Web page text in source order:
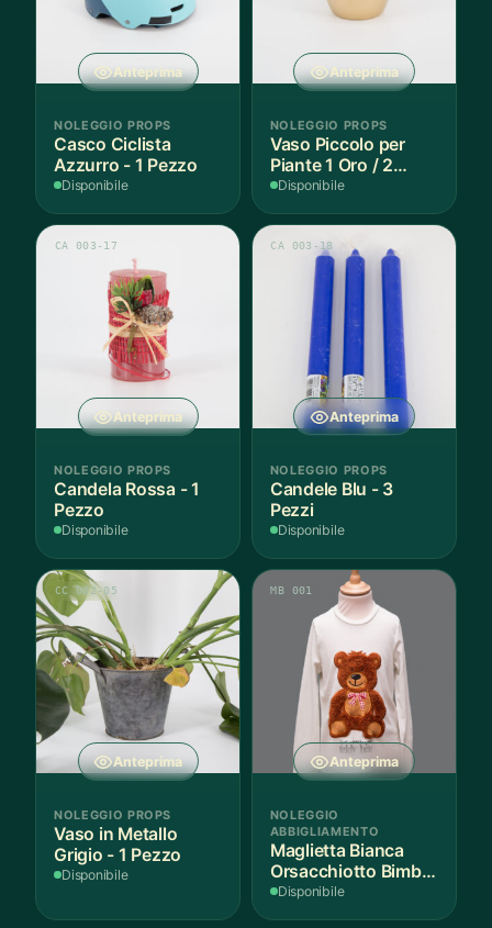
Anteprima
NOLEGGIO PROPS
Casco Ciclista
Azzurro - 1 Pezzo
Disponibile
Anteprima
NOLEGGIO PROPS
Vaso Piccolo per
Piante 1 Oro / 2
Argento - 3 Pezzi
Disponibile
Anteprima
CA 003-17
NOLEGGIO PROPS
Candela Rossa - 1
Pezzo
Disponibile
Anteprima
CA 003-18
NOLEGGIO PROPS
Candele Blu - 3
Pezzi
Disponibile
Anteprima
CC 002-05
NOLEGGIO PROPS
Vaso in Metallo
Grigio - 1 Pezzo
Disponibile
Anteprima
MB 001
NOLEGGIO
ABBIGLIAMENTO
Maglietta Bianca
Orsacchiotto Bimbo
6-7 Anni Cotone - 1
Disponibile